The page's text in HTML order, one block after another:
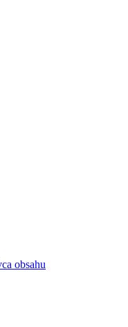
obsahu